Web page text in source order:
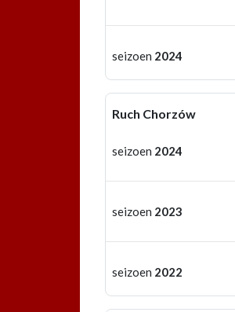
seizoen 2024
Ruch Chorzów
seizoen 2024
seizoen 2023
seizoen 2022